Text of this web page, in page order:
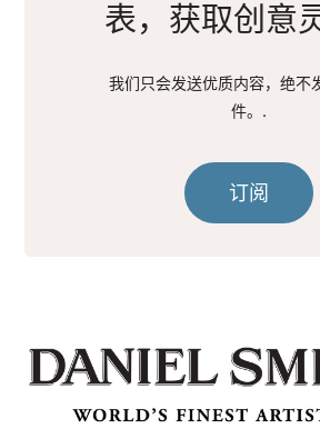
表，获取创意
我们只会发送优质内容，绝不
件。.
订阅